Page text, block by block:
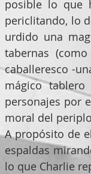
posible lo que
periclitando, lo
urdido una
tabernas
caballeresco -
mágico
personajes por
moral del
A propósito de
espaldas
lo que Charlie